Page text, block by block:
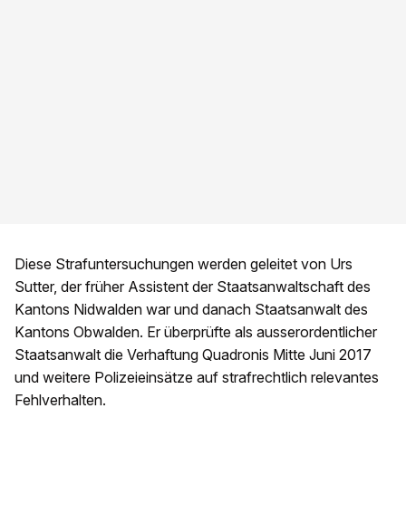
Diese Strafuntersuchungen werden geleitet von Urs
Sutter, der früher Assistent der Staatsanwaltschaft des
Kantons Nidwalden war und danach Staatsanwalt des
Kantons Obwalden. Er überprüfte als ausserordentlicher
Staatsanwalt die Verhaftung Quadronis Mitte Juni 2017
und weitere Polizeieinsätze auf strafrechtlich relevantes
Fehlverhalten.